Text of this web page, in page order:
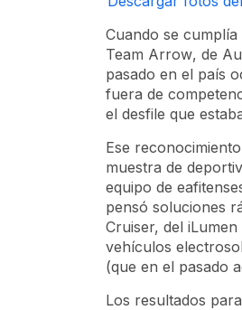
Cuando se
Team Arrow, de
pasado en el país
fuera de
el desfile que
Ese
muestra de
equipo de
pensó soluciones
Cruiser, del
vehículos
(que en el pasado
Los resultados